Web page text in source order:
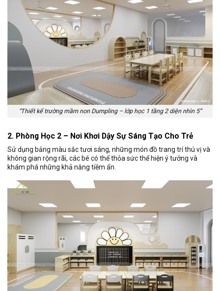
“Thiết kế trường mầm non Dumpling – lớp học 1 tầng 2 diện nhìn 5”
2. Phòng Học 2 – Nơi Khơi Dậy Sự Sáng Tạo Cho Trẻ
Sử dụng bảng màu sắc tươi sáng, những món đồ trang trí thú vị và
không gian rộng rãi, các bé có thể thỏa sức thể hiện ý tưởng và
khám phá những khả năng tiềm ẩn.